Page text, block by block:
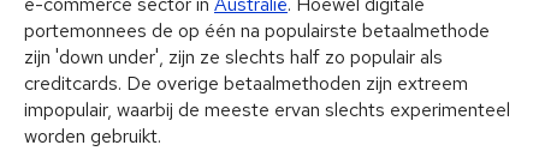
portemonnees de op één na populairste betaalmethode
zijn 'down under', zijn ze slechts half zo populair als
creditcards. De overige betaalmethoden zijn extreem
impopulair, waarbij de meeste ervan slechts experimenteel
worden gebruikt.